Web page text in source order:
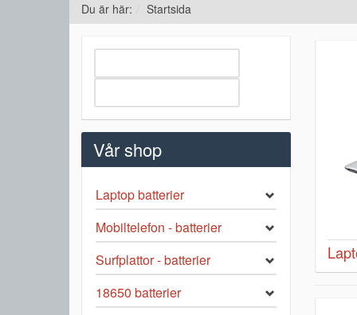
Du är här: Startsida
Vår shop
Laptop batterier
Mobiltelefon - batterier
Surfplattor - batterier
18650 batterier